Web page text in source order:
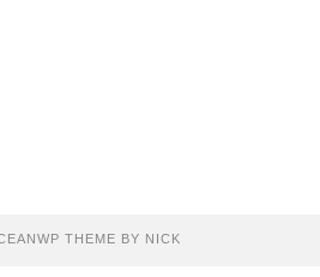
THEME BY NICK